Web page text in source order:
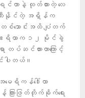
တာနဲ့ ထုတ်ထားတဲ့ လေ
းနိုင်တဲ့ အရှိန်က
စ်သောင်းအထိ ပျံတက်
ရိယာက ၁၂ မိုင်ခွဲ
ဆင်ထားတာကြောင့်
ပါတယ်။
ေရိကန်ဒေါ်လာ
ားဖြတ်တိုက်ခိုက်ရေး